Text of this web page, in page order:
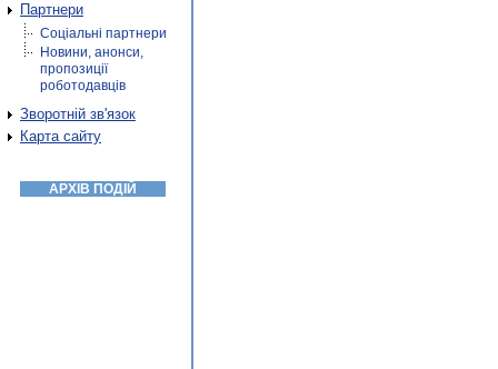
Партнери
Соціальні партнери
Новини, анонси,
пропозиції
роботодавців
Зворотній зв'язок
Карта сайту
АРХІВ ПОДІЙ